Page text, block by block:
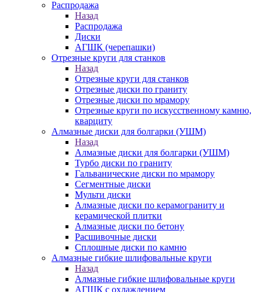
Распродажа
Назад
Распродажа
Диски
АГШК (черепашки)
Отрезные круги для станков
Назад
Отрезные круги для станков
Отрезные диски по граниту
Отрезные диски по мрамору
Отрезные круги по искусственному камню,
кварциту
Алмазные диски для болгарки (УШМ)
Назад
Алмазные диски для болгарки (УШМ)
Турбо диски по граниту
Гальванические диски по мрамору
Сегментные диски
Мульти диски
Алмазные диски по керамограниту и
керамической плитки
Алмазные диски по бетону
Расшивочные диски
Сплошные диски по камню
Алмазные гибкие шлифовальные круги
Назад
Алмазные гибкие шлифовальные круги
АГШК с охлаждением